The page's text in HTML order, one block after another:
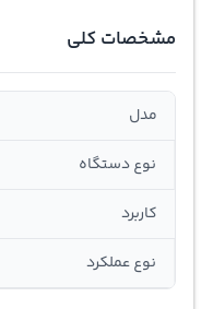
مشخصات کلی
مدل
نوع دستگاه
کاربرد
نوع عملکرد